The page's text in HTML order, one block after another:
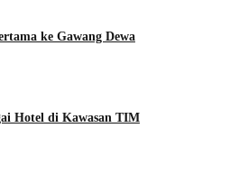
ke Gawang Dewa
Hotel di Kawasan TIM